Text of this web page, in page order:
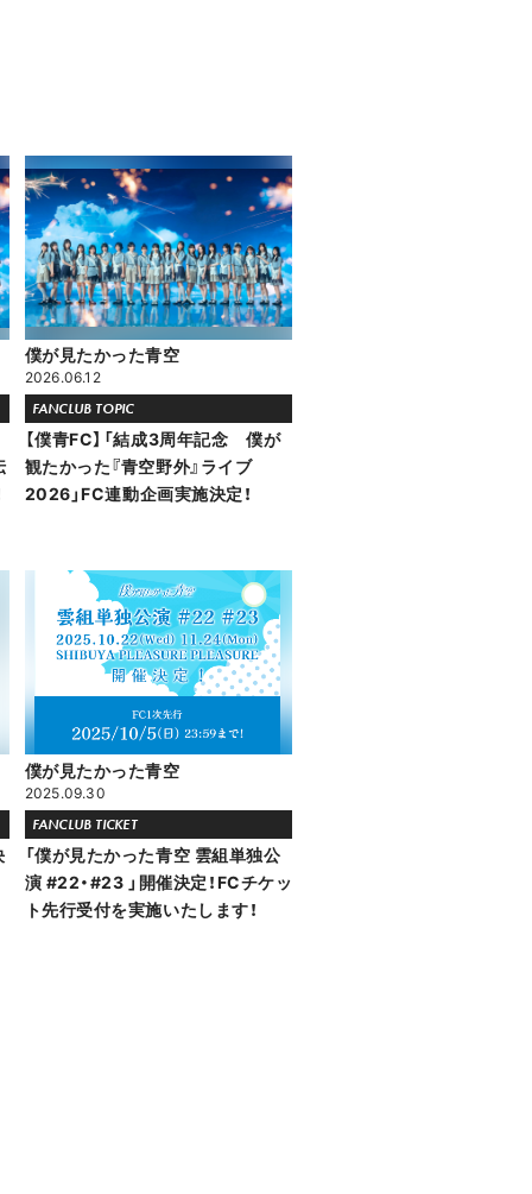
僕が見たかった青空
2026.06.12
FANCLUB TOPIC
【僕青FC】「結成3周年記念 僕が
観たかった『青空野外』ライブ
2026」FC連動企画実施決定！
僕が見たかった青空
2025.09.30
FANCLUB TICKET
「僕が見たかった青空 雲組単独公
演 #22・#23 」開催決定！FCチケッ
ト先行受付を実施いたします！